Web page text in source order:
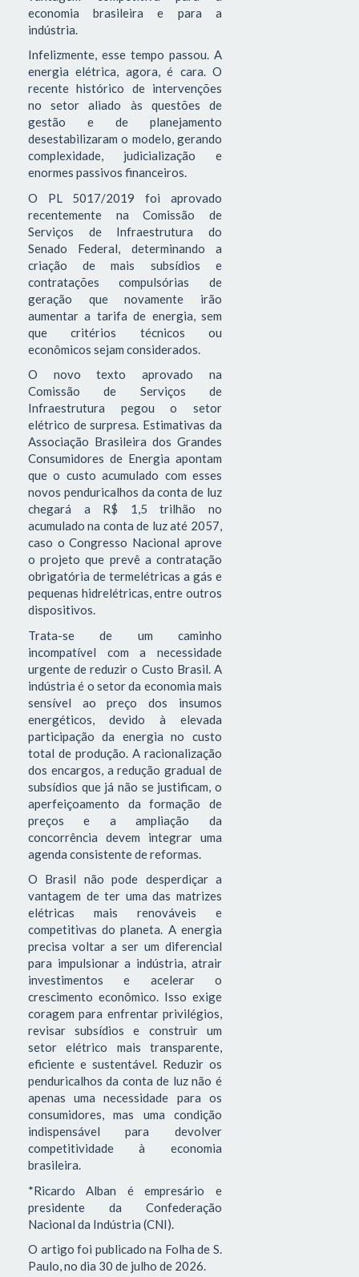
economia brasileira e para a
indústria.
Infelizmente, esse tempo passou. A
energia elétrica, agora, é cara. O
recente histórico de intervenções
no setor aliado às questões de
gestão e de planejamento
desestabilizaram o modelo, gerando
complexidade, judicialização e
enormes passivos financeiros.
O PL 5017/2019 foi aprovado
recentemente na Comissão de
Serviços de Infraestrutura do
Senado Federal, determinando a
criação de mais subsídios e
contratações compulsórias de
geração que novamente irão
aumentar a tarifa de energia, sem
que critérios técnicos ou
econômicos sejam considerados.
O novo texto aprovado na
Comissão de Serviços de
Infraestrutura pegou o setor
elétrico de surpresa. Estimativas da
Associação Brasileira dos Grandes
Consumidores de Energia apontam
que o custo acumulado com esses
novos penduricalhos da conta de luz
chegará a R$ 1,5 trilhão no
acumulado na conta de luz até 2057,
caso o Congresso Nacional aprove
o projeto que prevê a contratação
obrigatória de termelétricas a gás e
pequenas hidrelétricas, entre outros
dispositivos.
Trata-se de um caminho
incompatível com a necessidade
urgente de reduzir o Custo Brasil. A
indústria é o setor da economia mais
sensível ao preço dos insumos
energéticos, devido à elevada
participação da energia no custo
total de produção. A racionalização
dos encargos, a redução gradual de
subsídios que já não se justificam, o
aperfeiçoamento da formação de
preços e a ampliação da
concorrência devem integrar uma
agenda consistente de reformas.
O Brasil não pode desperdiçar a
vantagem de ter uma das matrizes
elétricas mais renováveis e
competitivas do planeta. A energia
precisa voltar a ser um diferencial
para impulsionar a indústria, atrair
investimentos e acelerar o
crescimento econômico. Isso exige
coragem para enfrentar privilégios,
revisar subsídios e construir um
setor elétrico mais transparente,
eficiente e sustentável. Reduzir os
penduricalhos da conta de luz não é
apenas uma necessidade para os
consumidores, mas uma condição
indispensável para devolver
competitividade à economia
brasileira.
*Ricardo Alban é empresário e
presidente da Confederação
Nacional da Indústria (CNI).
O artigo foi publicado na Folha de S.
Paulo, no dia 30 de julho de 2026.